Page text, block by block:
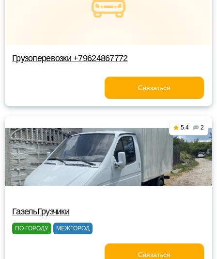
Грузоперевозки +79624867772
Связаться
5.4 2
ГазельГрузчики
ПО ГОРОДУ МЕЖГОРОД
Связаться